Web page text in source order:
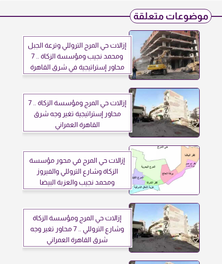
موضوعات متعلقة
إزالات حي المرج التروللي وترعة الجبل
ومحمد نجيب ومؤسسة الزكاة .. 7
محاور إستراتيجية في شرق القاهرة
إزالات حي المرج ومؤسسة الزكاة .. 7
محاور إستراتيجية تغير وجه شرق
القاهرة العمراني
إزالات حي المرج في محور مؤسسة
الزكاة وشارع التروللي والفيروز
ومحمد نجيب والعزبة البيضا
إزالات حي المرج ومؤسسة الزكاة
وشارع التروللي .. 7 محاور تغير وجه
شرق القاهرة العمراني